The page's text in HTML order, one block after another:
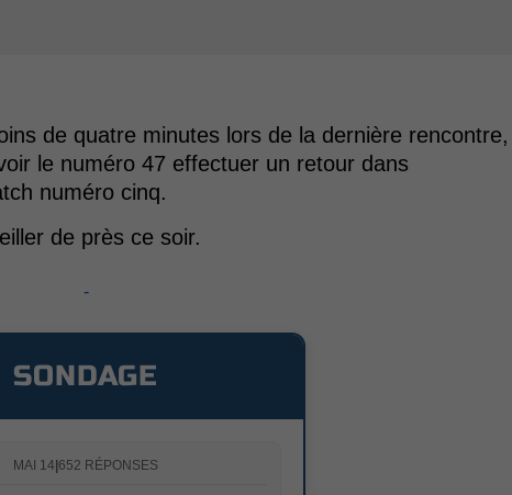
de quatre minutes lors de la dernière rencontre,
le numéro 47 effectuer un retour dans
numéro cinq.
de près ce soir.
-
SONDAGE
MAI 14 652 RÉPONSES